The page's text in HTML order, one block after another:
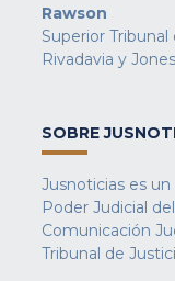
Rawson
Superior Tribunal
Rivadavia y
SOBRE
Jusnoticias es
Poder Judicial
Comunicación
Tribunal de